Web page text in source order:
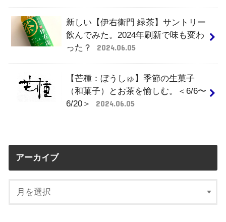
新しい【伊右衛門 緑茶】サントリー
飲んでみた。2024年刷新で味も変わ
った？
2024.06.05
【芒種：ぼうしゅ】季節の生菓子
（和菓子）とお茶を愉しむ。＜6/6〜
6/20＞
2024.06.05
アーカイブ